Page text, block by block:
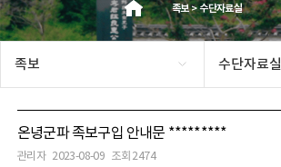
족보 > 수단자료실
족보 수단자료실
온녕군파 족보구입 안내문 *********
관리자 2023-08-09 조회 2474